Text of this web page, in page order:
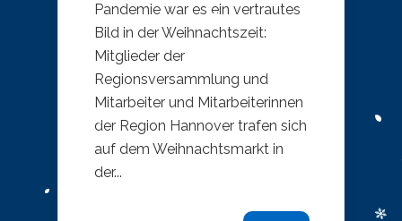
Pandemie war es ein vertrautes
Bild in der Weihnachtszeit:
Mitglieder der
Regionsversammlung und
Mitarbeiter und Mitarbeiterinnen
der Region Hannover trafen sich
auf dem Weihnachtsmarkt in
der...